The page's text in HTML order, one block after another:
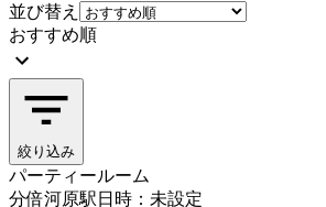
並び替え
おすすめ順
絞り込み
パーティールーム
分倍河原駅日時：未設定